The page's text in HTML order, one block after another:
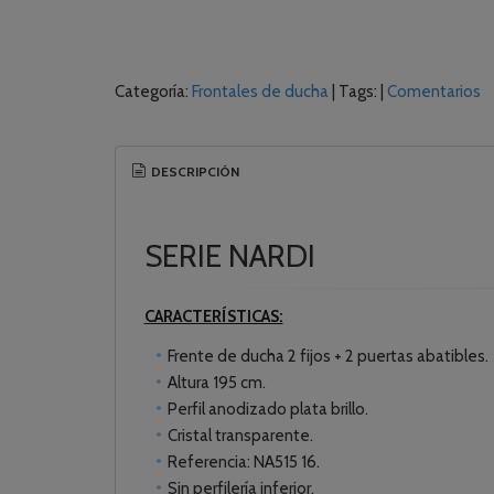
Categoría: Frontales de ducha Tags: Comentarios
DESCRIPCIÓN
SERIE NARDI
CARACTERÍSTICAS:
Frente de ducha 2 fijos + 2 puertas abatibles.
Altura 195 cm.
Perfil anodizado plata brillo.
Cristal transparente.
Referencia: NA515 16.
Sin perfilería inferior.